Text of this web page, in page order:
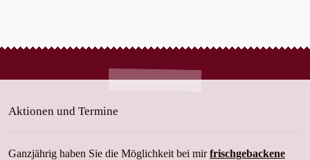
Aktionen und Termine
Ganzjährig haben Sie die Möglichkeit bei mirfrischgebackene